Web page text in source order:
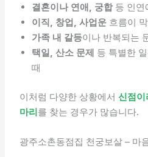
결혼이나 연애, 궁합등 인연
이직, 창업, 사업운 흐름이
가족 내 갈등이나 반복되는
택일, 산소 문제 등 특별한
때
이처럼 다양한 상황에서신점이
마리를 찾는 경우가 많습니다.
광주소촌동점집 천궁보살 – 마